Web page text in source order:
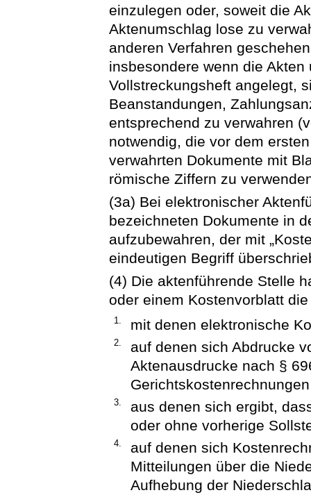
einzulegen oder, soweit die
Aktenumschlag lose zu
anderen Verfahren
insbesondere wenn die
Vollstreckungsheft angelegt,
Beanstandungen,
entsprechend zu verwahren
notwendig, die vor dem
verwahrten Dokumente mit
römische Ziffern zu
(3a) Bei elektronischer
bezeichneten Dokumente in
aufzubewahren, der mit
eindeutigen Begriff
(4) Die aktenführende Stelle
oder einem Kostenvorblatt
1. mit denen elektronische
2.
auf denen sich Abdrucke
Aktenausdrucke nach §
3.
aus denen sich ergibt,
oder ohne vorherige
4.
auf denen sich
Mitteilungen über die
Aufhebung der